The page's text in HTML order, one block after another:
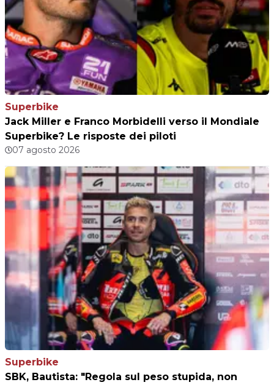
Superbike
Jack Miller e Franco Morbidelli verso il Mondiale
Superbike? Le risposte dei piloti
07 agosto 2026
Superbike
SBK, Bautista: "Regola sul peso stupida, non